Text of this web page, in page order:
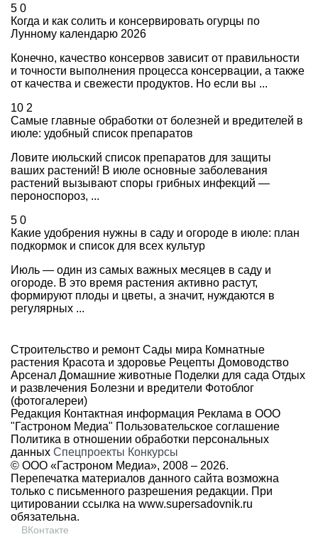
5 0
Когда и как солить и консервировать огурцы по
Лунному календарю 2026
Конечно, качество консервов зависит от правильности
и точности выполнения процесса консервации, а также
от качества и свежести продуктов. Но если вы ...
10 2
Самые главные обработки от болезней и вредителей в
июле: удобный список препаратов
Ловите июльский список препаратов для защиты
ваших растений! В июле основные заболевания
растений вызывают споры грибных инфекций —
пероноспороз, ...
5 0
Какие удобрения нужны в саду и огороде в июле: план
подкормок и список для всех культур
Июль — один из самых важных месяцев в саду и
огороде. В это время растения активно растут,
формируют плоды и цветы, а значит, нуждаются в
регулярных ...
Строительство и ремонт Сады мира Комнатные
растения Красота и здоровье Рецепты Домоводство
Арсенал Домашние животные Поделки для сада Отдых
и развлечения Болезни и вредители Фотоблог
(фотогалереи)
Редакция Контактная информация Реклама в ООО
"Гастроном Медиа" Пользовательское соглашение
Политика в отношении обработки персональных
данных Спецпроекты Конкурсы
© ООО «Гастроном Медиа», 2008 – 2026.
Перепечатка материалов данного сайта возможна
только с письменного разрешения редакции. При
цитировании ссылка на www.supersadovnik.ru
обязательна.
ВКонтакте